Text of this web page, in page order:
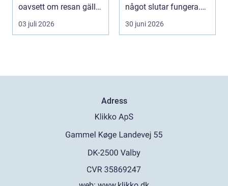
oavsett om resan gäller
jobbet, bar...
03 juli 2026
något slutar fungera.
Maskiner stanna...
30 juni 2026
Adress